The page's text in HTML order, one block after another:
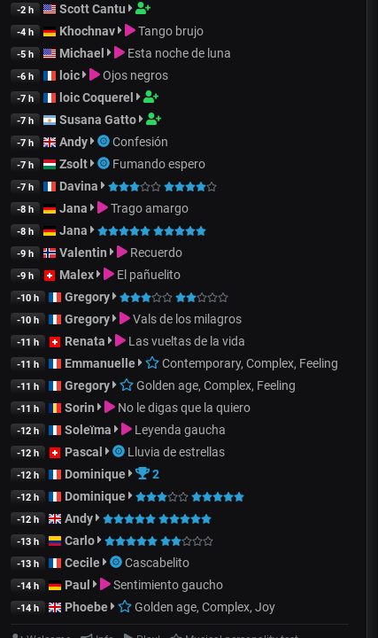
-2 h Scott Cantu
-4 h Khochnav Tango brujo
-5 h Michael Esta noche de luna
-6 h loic Ojos negros
-7 h loic Coquerel
-7 h Susana Gatto
-7 h Andy Confesión
-7 h Zsolt Fumando espero
-7 h Davina
-8 h Jana Trago amargo
-8 h Jana
-9 h Valentin Recuerdo
-9 h Malex El pañuelito
-10 h Gregory
-10 h Gregory Vals de los milagros
-11 h Renata Las vueltas de la vida
-11 h Emmanuelle Contemporary, Complex, Feeling
-11 h Gregory Golden age, Complex, Feeling
-11 h Sorin No le digas que la quiero
-12 h Soleïma Leyenda gaucha
-12 h Pascal Lluvia de estrellas
-12 h Dominique 2
-12 h Dominique
-12 h Andy
-13 h Carlo
-13 h Cecile Cascabelito
-14 h Paul Sentimiento gaucho
-14 h Phoebe Golden age, Complex, Joy